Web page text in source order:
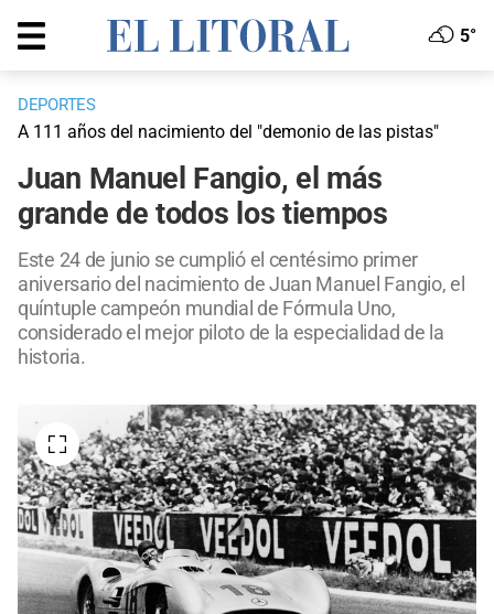
5°
DEPORTES
A 111 años del nacimiento del "demonio de las pistas"
Juan Manuel Fangio, el más
grande de todos los tiempos
Este 24 de junio se cumplió el centésimo primer
aniversario del nacimiento de Juan Manuel Fangio, el
quíntuple campeón mundial de Fórmula Uno,
considerado el mejor piloto de la especialidad de la
historia.